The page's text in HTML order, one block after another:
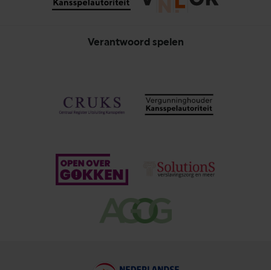
Verantwoord spelen